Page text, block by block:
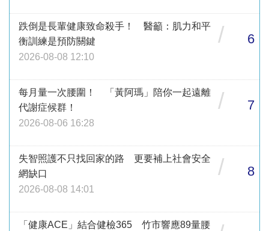
跌倒是長輩健康致命殺手！ 醫籲：肌力和平
衡訓練是預防關鍵
2026-08-08 12:10
/ 6
每月量一次腰圍！ 「黃阿瑪」陪你一起遠離
代謝症候群！
2026-08-06 16:28
/ 7
失智照護不只找回家的路 更要補上社會安全
網缺口
2026-08-08 14:01
/ 8
「健康ACE」結合健檢365 竹市響應89量腰